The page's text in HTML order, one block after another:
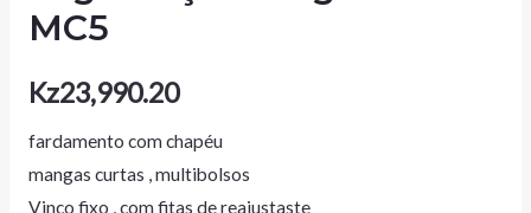
MC5
Kz23,990.20
fardamento com chapéu
mangas curtas , multibolsos
Vinco fixo , com fitas de reajustaste